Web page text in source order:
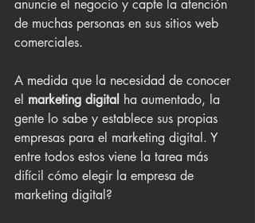
anuncie el negocio y capte la atención
de muchas personas en sus sitios web
comerciales.
A medida que la necesidad de conocer
el marketing digital ha aumentado, la
gente lo sabe y establece sus propias
empresas para el marketing digital. Y
entre todos estos viene la tarea más
difícil cómo elegir la empresa de
marketing digital?